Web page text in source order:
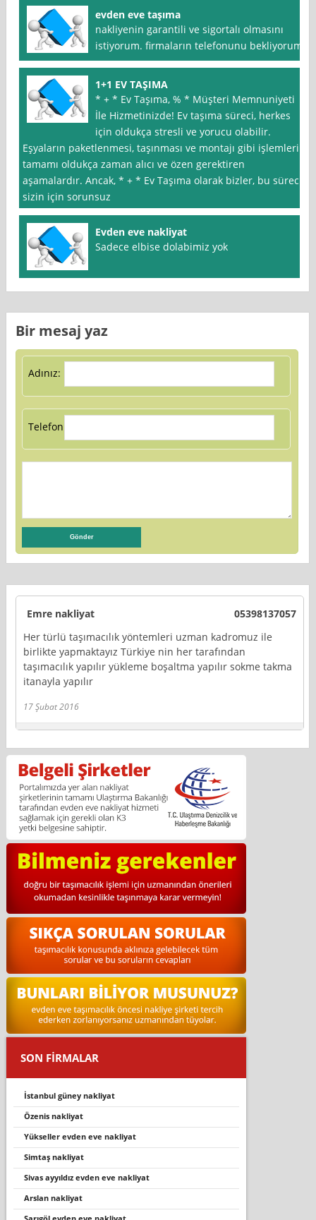
evden eve taşıma
nakliyenin garantili ve sigortalı olmasını
istiyorum. firmaların telefonunu bekliyorum
1+1 EV TAŞIMA
* + * Ev Taşıma, % * Müşteri Memnuniyeti
İle Hizmetinizde! Ev taşıma süreci, herkes
için oldukça stresli ve yorucu olabilir.
Eşyaların paketlenmesi, taşınması ve montajı gibi işlemlerin
tamamı oldukça zaman alıcı ve özen gerektiren
aşamalardır. Ancak, * + * Ev Taşıma olarak bizler, bu süreci
sizin için sorunsuz
Evden eve nakliyat
Sadece elbise dolabimiz yok
Bir mesaj yaz
Adınız:
Telefon:
Emre nakliyat
05398137057
Her türlü taşımacılık yöntemleri uzman kadromuz ile
birlikte yapmaktayız Türkiye nin her tarafından
taşımacılık yapılır yükleme boşaltma yapılır sokme takma
itanayla yapılır
17 Şubat 2016
SON FİRMALAR
i̇stanbul güney nakliyat
özenis nakliyat
yükseller evden eve nakliyat
simtaş nakliyat
si̇vas ayyildiz evden eve nakli̇yat
arslan nakliyat